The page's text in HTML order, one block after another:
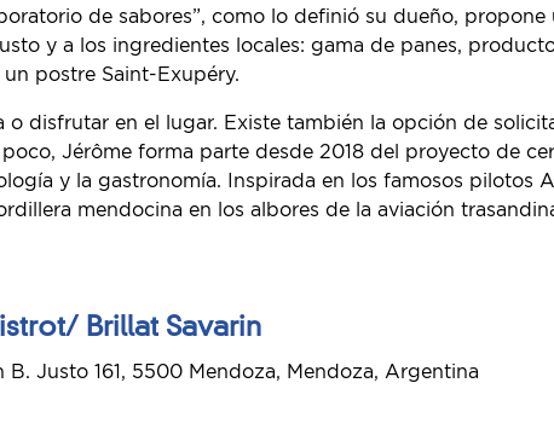
de sabores”, como lo definió su dueño,
y a los ingredientes locales: gama de panes,
postre Saint-Exupéry.
o disfrutar en el lugar. Existe también la opción de
Jérôme forma parte desde 2018 del proyecto de
y la gastronomía. Inspirada en los famosos pilotos
mendocina en los albores de la aviación
Brillat Savarin
B. Justo 161, 5500 Mendoza, Mendoza, Argentina